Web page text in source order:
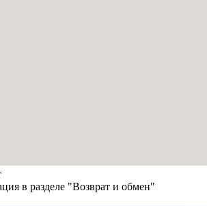
в разделе "Возврат и обмен"